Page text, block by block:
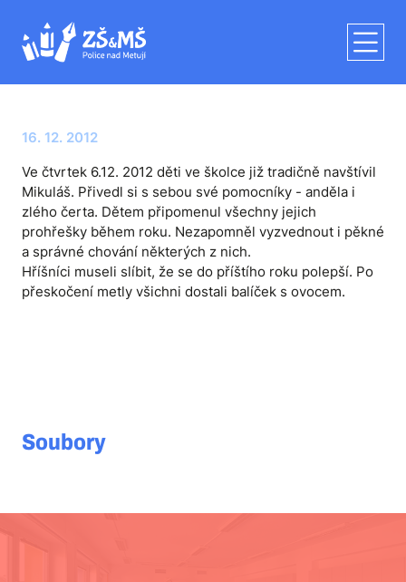
16. 12. 2012
Ve čtvrtek 6.12. 2012 děti ve školce již tradičně navštívil
Mikuláš. Přivedl si s sebou své pomocníky - anděla i
zlého čerta. Dětem připomenul všechny jejich
prohřešky během roku. Nezapomněl vyzvednout i pěkné
a správné chování některých z nich.
Hříšníci museli slíbit, že se do příštího roku polepší. Po
přeskočení metly všichni dostali balíček s ovocem.
Soubory